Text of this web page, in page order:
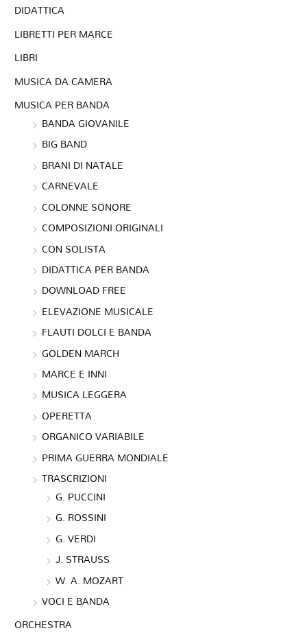
DIDATTICA
LIBRETTI PER MARCE
LIBRI
MUSICA DA CAMERA
MUSICA PER BANDA
BANDA GIOVANILE
BIG BAND
BRANI DI NATALE
CARNEVALE
COLONNE SONORE
COMPOSIZIONI ORIGINALI
CON SOLISTA
DIDATTICA PER BANDA
DOWNLOAD FREE
ELEVAZIONE MUSICALE
FLAUTI DOLCI E BANDA
GOLDEN MARCH
MARCE E INNI
MUSICA LEGGERA
OPERETTA
ORGANICO VARIABILE
PRIMA GUERRA MONDIALE
TRASCRIZIONI
G. PUCCINI
G. ROSSINI
G. VERDI
J. STRAUSS
W. A. MOZART
VOCI E BANDA
ORCHESTRA